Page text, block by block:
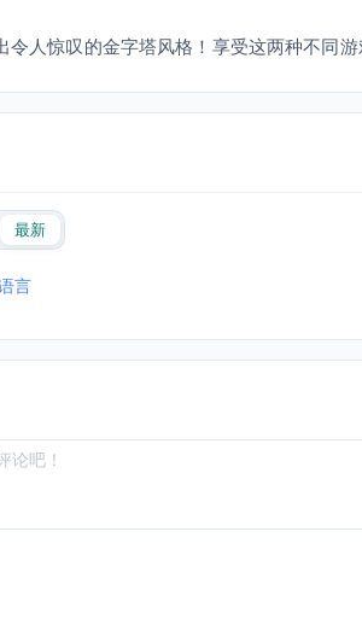
人惊叹的金字塔风格！享受这两种不同
最新
言